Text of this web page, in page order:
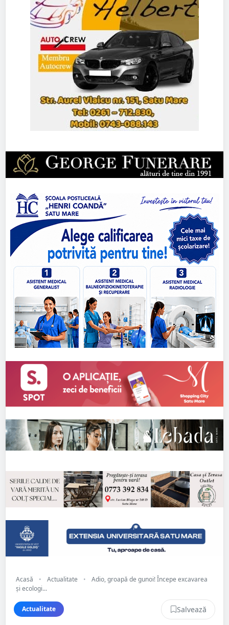
Acasă • Actualitate •
Adio, groapă de gunoi! Începe excavarea
și ecologi...
Actualitate Salvează